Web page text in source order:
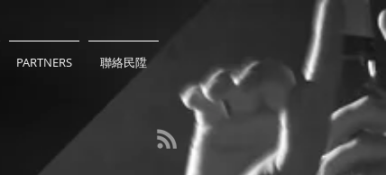
PARTNERS 聯絡民陞